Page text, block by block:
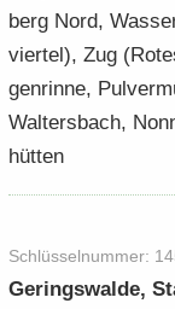
berg Nord,
vier­tel), Zug
gen­rin­ne,
Wal­ters­bach,
hüt­ten
Schlüs­sel­num­mer:
Ge­rings­wal­de,